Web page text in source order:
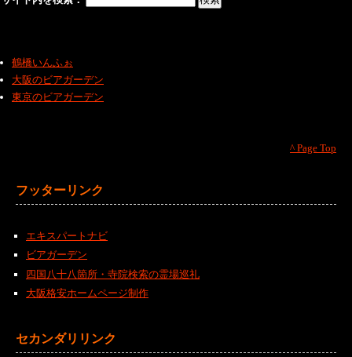
鶴橋いんふぉ
大阪のビアガーデン
東京のビアガーデン
^ Page Top
フッターリンク
エキスパートナビ
ビアガーデン
四国八十八箇所・寺院検索の霊場巡礼
大阪格安ホームページ制作
セカンダリリンク